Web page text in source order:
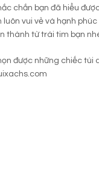
chắn bạn đã hiểu
luôn vui vẻ và hạnh
thành từ trái tim bạn
được những chiếc túi